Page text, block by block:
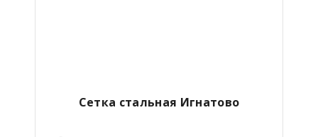
Сетка стальная Игнатово